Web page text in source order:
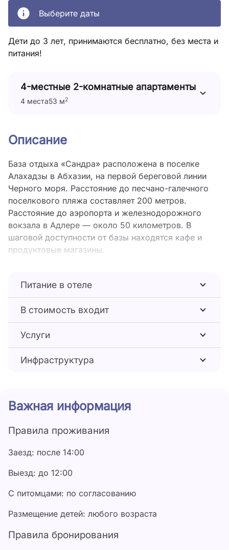
Выберите даты
Дети до 3 лет, принимаются бесплатно, без места и
питания!
4-местные 2-комнатные апартаменты
4 места53 м2
Описание
База отдыха «Сандра» расположена в поселке
Алахадзы в Абхазии, на первой береговой линии
Черного моря. Расстояние до песчано-галечного
поселкового пляжа составляет 200 метров.
Расстояние до аэропорта и железнодорожного
вокзала в Адлере — около 50 километров. В
шаговой доступности от базы находятся кафе и
продуктовые магазины.
двухкомнатных номера. Все номера оформлены
как студии с собственной оборудованной кухней и
ванной комнатой. В жилых помещениях
установлены телевизор, холодильник,
кондиционер, электрическая плита, электрочайник
и комплект посуды. Санузлы оснащены душевыми
кабинами, феном и туалетными принадлежностями.
для загара и парковка возле корпусов. Гости могут
также стиральной машиной за дополнительную
Галечный живописный пляж в шаговой доступности.
Питание в отеле
В стоимость входит
Услуги
Инфраструктура
Важная информация
Правила проживания
Заезд: после 14:00
Выезд: до 12:00
С питомцами: по согласованию
Размещение детей: любого возраста
Правила бронирования